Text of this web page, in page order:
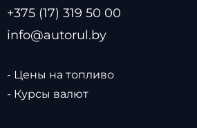
+375 (17) 319 50 00
info@autorul.by
- Цены на топливо
- Курсы валют